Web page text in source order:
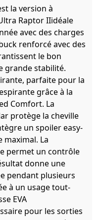
la version à
Raptor IIidéale
avec des charges
renforcé avec des
le bon
grande stabilité.
parfaite pour la
grâce à la
Comfort. La
protège la cheville
un spoiler easy-
La
permet un contrôle
donne une
pendant plusieurs
à un usage tout-
EVA
pour les sorties